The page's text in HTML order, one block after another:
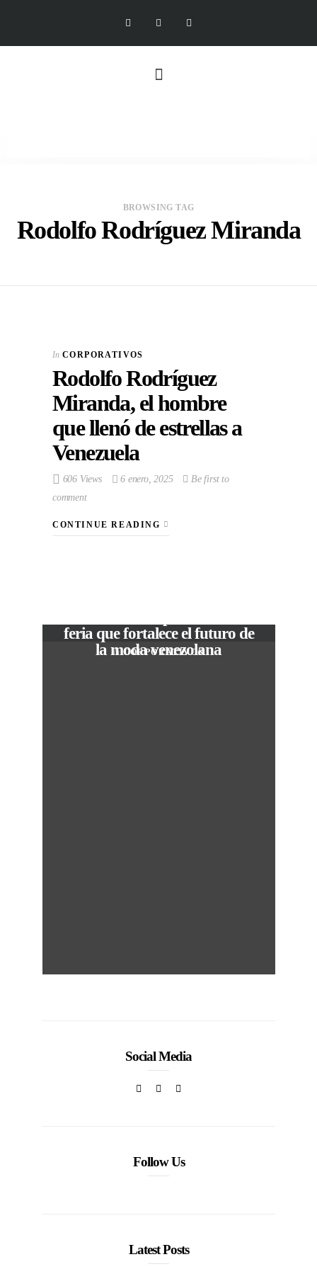
BROWSING TAG
Rodolfo Rodríguez Miranda
In CORPORATIVOS
Rodolfo Rodríguez
Miranda, el hombre
que llenó de estrellas a
Venezuela
606 Views 6 enero, 2025
Be first to
comment
CONTINUE READING
In CORPORATIVOS
feria que fortalece el futuro de
la moda venezolana
Social Media
Follow Us
Latest Posts